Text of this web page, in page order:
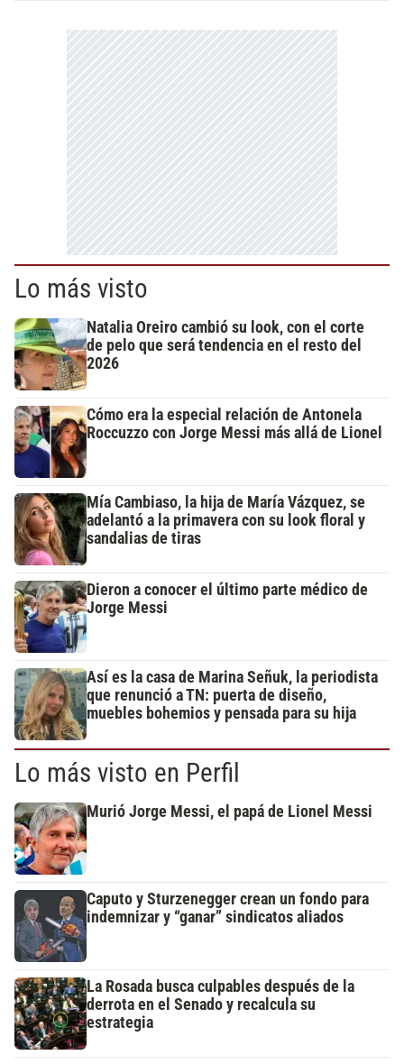
Lo más visto
Natalia Oreiro cambió su look, con el corte
de pelo que será tendencia en el resto del
2026
Cómo era la especial relación de Antonela
Roccuzzo con Jorge Messi más allá de Lionel
Mía Cambiaso, la hija de María Vázquez, se
adelantó a la primavera con su look floral y
sandalias de tiras
Dieron a conocer el último parte médico de
Jorge Messi
Así es la casa de Marina Señuk, la periodista
que renunció a TN: puerta de diseño,
muebles bohemios y pensada para su hija
Lo más visto en Perfil
Murió Jorge Messi, el papá de Lionel Messi
Caputo y Sturzenegger crean un fondo para
indemnizar y “ganar” sindicatos aliados
La Rosada busca culpables después de la
derrota en el Senado y recalcula su
estrategia